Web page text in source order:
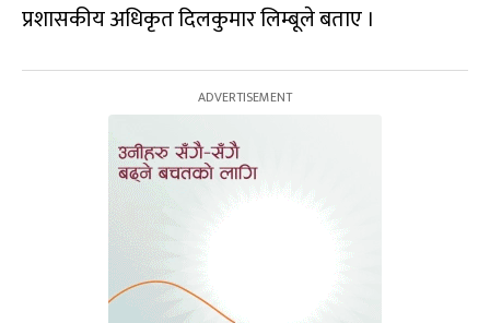
प्रशासकीय अधिकृत दिलकुमार लिम्बूले बताए ।